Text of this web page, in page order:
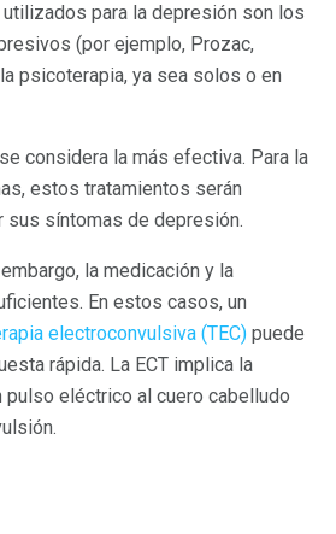
para la depresión son los
(por ejemplo, Prozac,
psicoterapia, ya sea solos o en
considera la más efectiva. Para la
estos tratamientos serán
sus síntomas de depresión.
la medicación y la
En estos casos, un
electroconvulsiva (TEC) puede
rápida. La ECT implica la
pulso eléctrico al cuero cabelludo